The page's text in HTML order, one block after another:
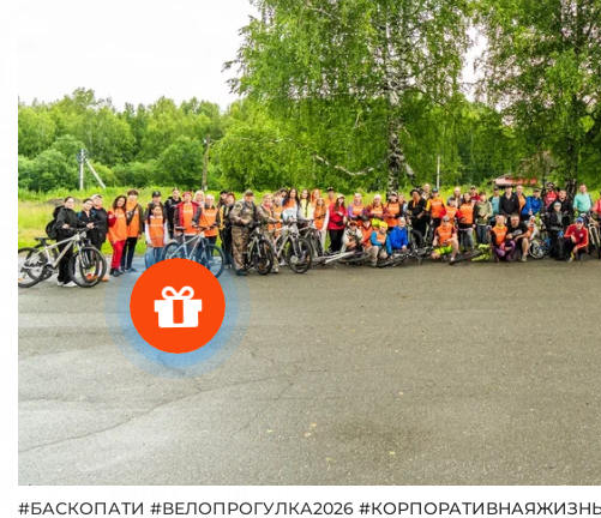
#БАСКОПАТИ #ВЕЛОПРОГУЛКА2026